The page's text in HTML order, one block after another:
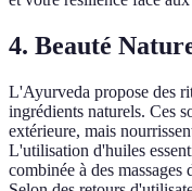
4. Beauté
L'Ayurveda propose des
ingrédients naturels. Ces
extérieure, mais
L'utilisation d'huiles
combinée à des